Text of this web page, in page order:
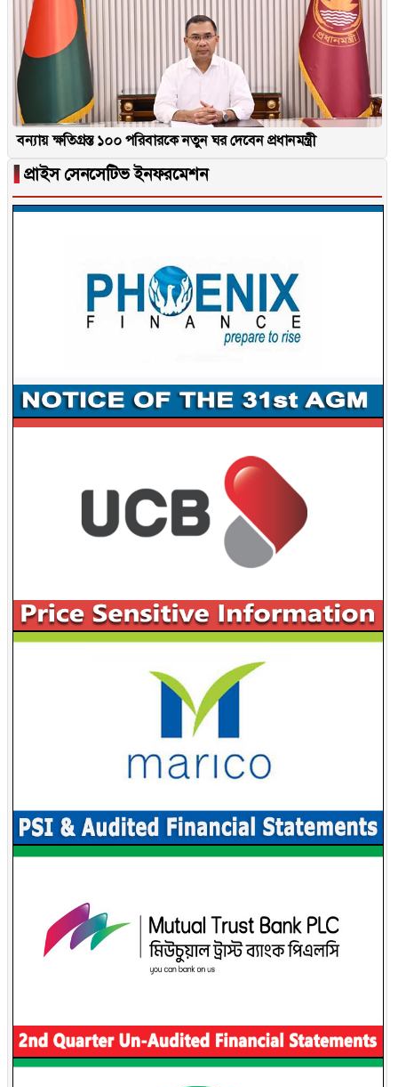
বন্যায় ক্ষতিগ্রস্ত ১০০ পরিবারকে নতুন ঘর দেবেন প্রধানমন্ত্রী
▐ প্রাইস সেনসেটিভ ইনফরমেশন